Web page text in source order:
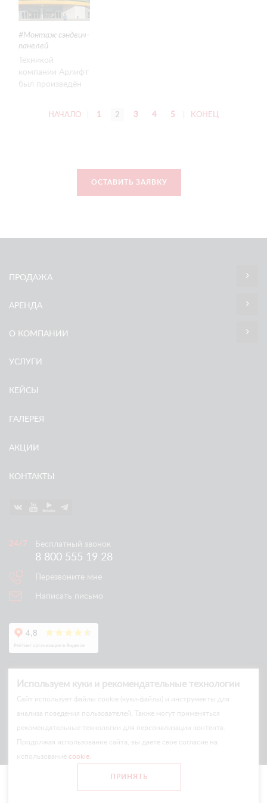
ДОНУ
Монтаж сэндвич-
панелей
Техникой
компании Арлифт
был произведён
НАЧАЛО 1 2 3 4 5 КОНЕЦ
ОСТАВИТЬ ЗАЯВКУ
© Arlift 2026
All rights reserved
ПРОДАЖА
АРЕНДА
О КОМПАНИИ
УСЛУГИ
КЕЙСЫ
ГАЛЕРЕЯ
АКЦИИ
КОНТАКТЫ
Бесплатный звонок
8 800 555 19 28
Перезвоните мне
Написать письмо
Используем куки и рекомендательные технологии
Cайт использует файлы cookie (куки-файлы) и инструменты для
анализа поведения пользователей. Также могут применяться
рекомендательные технологии для персонализации контента.
Продолжая использование сайта, вы даете свое согласие на
использование cookie
ПРИНЯТЬ